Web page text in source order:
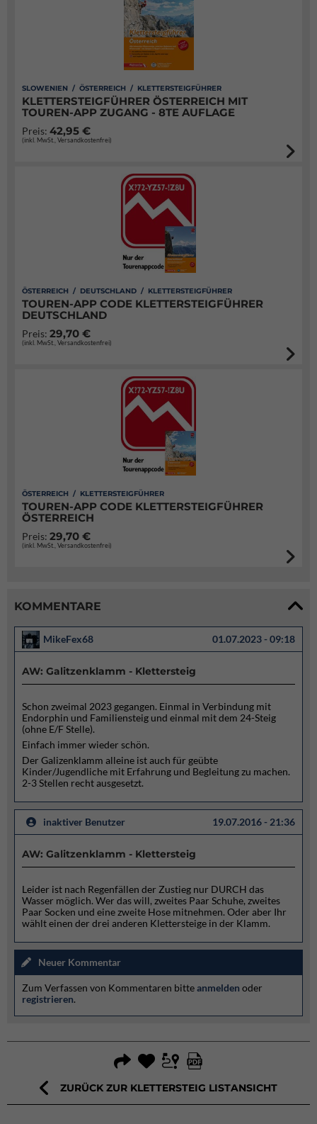
SLOWENIEN / ÖSTERREICH / KLETTERSTEIGFÜHRER
KLETTERSTEIGFÜHRER ÖSTERREICH MIT
TOUREN-APP ZUGANG - 8TE AUFLAGE
Preis: 42,95 €
(inkl. MwSt., Versandkostenfrei)
ÖSTERREICH / DEUTSCHLAND / KLETTERSTEIGFÜHRER
TOUREN-APP CODE KLETTERSTEIGFÜHRER
DEUTSCHLAND
Preis: 29,70 €
(inkl. MwSt., Versandkostenfrei)
ÖSTERREICH / KLETTERSTEIGFÜHRER
TOUREN-APP CODE KLETTERSTEIGFÜHRER
ÖSTERREICH
Preis: 29,70 €
(inkl. MwSt., Versandkostenfrei)
KOMMENTARE
MikeFex68 01.07.2023 - 09:18
AW: Galitzenklamm - Klettersteig
Schon zweimal 2023 gegangen. Einmal in Verbindung mit
Endorphin und Familiensteig und einmal mit dem 24-Steig
(ohne E/F Stelle).
Einfach immer wieder schön.
Der Galizenklamm alleine ist auch für geübte
Kinder/Jugendliche mit Erfahrung und Begleitung zu machen.
2-3 Stellen recht ausgesetzt.
inaktiver Benutzer 19.07.2016 - 21:36
AW: Galitzenklamm - Klettersteig
Leider ist nach Regenfällen der Zustieg nur DURCH das
Wasser möglich. Wer das will, zweites Paar Schuhe, zweites
Paar Socken und eine zweite Hose mitnehmen. Oder aber Ihr
wählt einen der drei anderen Klettersteige in der Klamm.
Neuer Kommentar
Zum Verfassen von Kommentaren bitteanmelden oder
registrieren.
ZURÜCK ZUR KLETTERSTEIG LISTANSICHT